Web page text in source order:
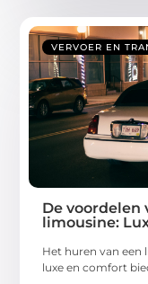
VERVOER EN
De voordelen
limousine:
Het huren van een
luxe en comfort